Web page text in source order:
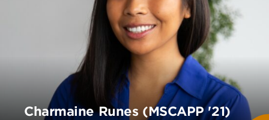
Charmaine Runes (MSCAPP '21)